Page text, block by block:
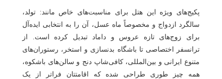
پکیج‌های ویژه‌ این هتل برای مناسبت‌های خاص مانند: تولد،
سالگرد ازدواج و مخصوصاً ماه عسل، آن را به انتخابی ایده‌آل
برای زوج‌های تازه ‌عروس و داماد تبدیل کرده است. از
ترانسفر اختصاصی تا باشگاه بدنسازی و استخر، رستوران‌های
متنوع ایرانی و بین‌المللی، کافی‌شاپ دنج و سالن‌های باشکوه،
همه‌ چیز طوری طراحی شده که اقامتتان فراتر از یک